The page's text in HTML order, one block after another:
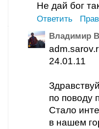
Не дай бог
Ответить
Владимир
24.01.11
по поводу
Cтало
в нашем